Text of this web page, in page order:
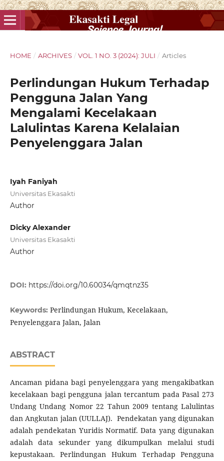
HOME / ARCHIVES / VOL. 1 NO. 3 (2024): JULI / Articles
Perlindungan Hukum Terhadap
Pengguna Jalan Yang
Mengalami Kecelakaan
Lalulintas Karena Kelalaian
Penyelenggara Jalan
Iyah Faniyah
Universitas Ekasakti
Author
Dicky Alexander
Universitas Ekasakti
Author
DOI: https://doi.org/10.60034/qmqtnz35
Keywords: Perlindungan Hukum, Kecelakaan,
Penyelenggara Jalan, Jalan
ABSTRACT
Ancaman pidana bagi penyelenggara yang mengakibatkan
kecelakaan bagi pengguna jalan tercantum pada Pasal 273
Undang Undang Nomor 22 Tahun 2009 tentang Lalulintas
dan Angkutan jalan (UULLAJ). Pendekatan yang digunakan
adalah pendekatan Yuridis Normatif. Data yang digunakan
adalah data sekunder yang dikumpulkan melalui studi
kepustakaan. Perlindungan Hukum Terhadap Pengguna